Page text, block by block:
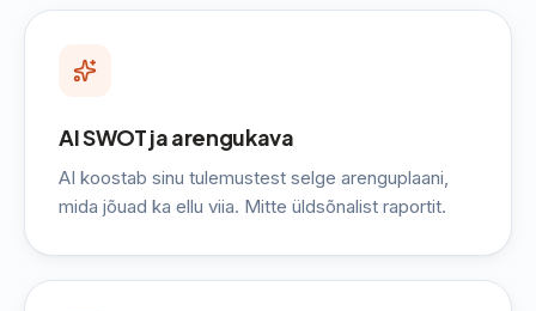
AI SWOT ja arengukava
AI koostab sinu tulemustest selge arenguplaani,
mida jõuad ka ellu viia. Mitte üldsõnalist raportit.